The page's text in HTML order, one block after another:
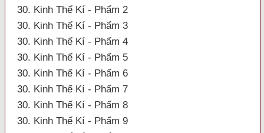
30. Kinh Thế Kí - Phẩm 2
30. Kinh Thế Kí - Phẩm 3
30. Kinh Thế Kí - Phẩm 4
30. Kinh Thế Kí - Phẩm 5
30. Kinh Thế Kí - Phẩm 6
30. Kinh Thế Kí - Phẩm 7
30. Kinh Thế Kí - Phẩm 8
30. Kinh Thế Kí - Phẩm 9